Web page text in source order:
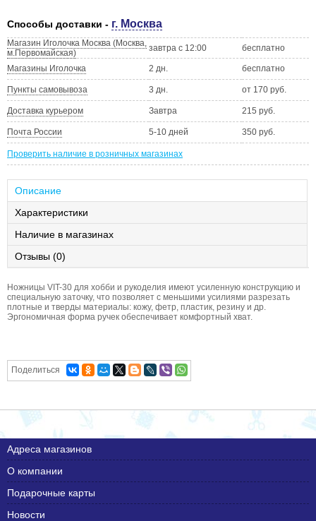
Способы доставки - г. Москва
Магазин Иголочка Москва (Москва,
м.Первомайская)
завтра с 12:00 бесплатно
Магазины Иголочка 2 дн. бесплатно
Пункты самовывоза 3 дн. от 170 руб.
Доставка курьером Завтра 215 руб.
Почта России 5-10 дней 350 руб.
Проверить наличие в розничных магазинах
Описание
Характеристики
Наличие в магазинах
Отзывы (0)
Ножницы VIT-30 для хобби и рукоделия имеют усиленную конструкцию и
специальную заточку, что позволяет с меньшими усилиями разрезать
плотные и тверды материалы: кожу, фетр, пластик, резину и др.
Эргономичная форма ручек обеспечивает комфортный хват.
Поделиться
Адреса магазинов
О компании
Подарочные карты
Новости